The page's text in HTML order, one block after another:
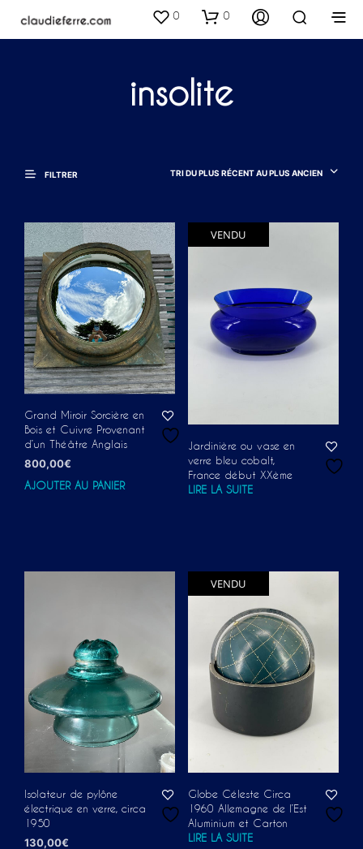
0 0
insolite
FILTRER TRI DU PLUS RÉCENT AU PLUS ANCIEN
Grand Miroir Sorcière en
Bois et Cuivre Provenant
d’un Théâtre Anglais
800,00€
AJOUTER AU PANIER
VENDU
Jardinière ou vase en
verre bleu cobalt,
France début XXème
LIRE LA SUITE
Isolateur de pylône
électrique en verre, circa
1950
130,00€
VENDU
Globe Céleste Circa
1960 Allemagne de l’Est
Aluminium et Carton
LIRE LA SUITE